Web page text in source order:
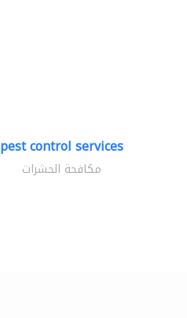
pest control services
مكافحة الحشرات